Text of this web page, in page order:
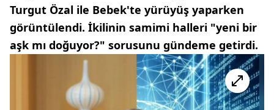
Turgut Özal ile Bebek'te yürüyüş yaparken
görüntülendi. İkilinin samimi halleri "yeni bir
aşk mı doğuyor?" sorusunu gündeme getirdi.